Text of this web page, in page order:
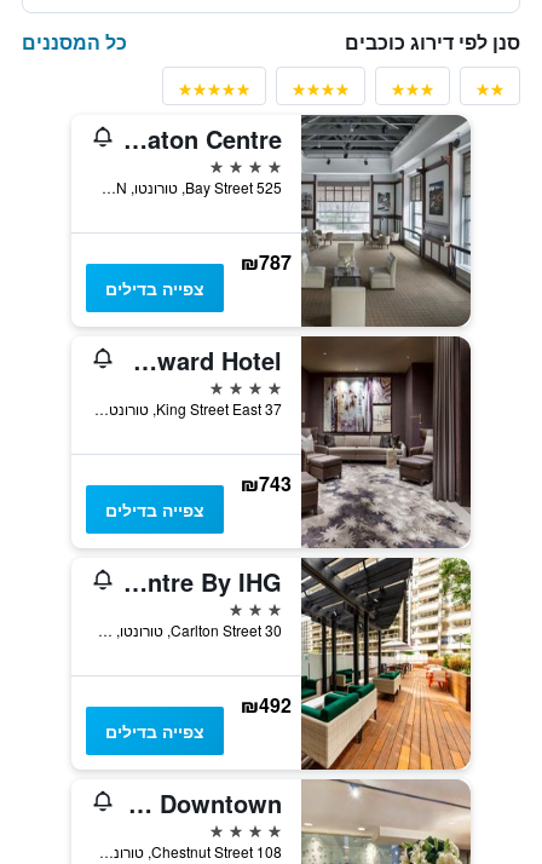
סנן לפי דירוג כוכבים כל המסננים
Marriott Downtown at CF Toronto Eaton Centre
4 כוכבים
525 Bay Street, טורונטו, ON, קנדה
₪787
צפייה בדילים
The Omni King Edward Hotel
4 כוכבים
37 King Street East, טורונטו, ON, קנדה
₪743
צפייה בדילים
Holiday Inn Toronto Downtown Centre By IHG
3 כוכבים
30 Carlton Street, טורונטו, ON, קנדה
₪492
צפייה בדילים
DoubleTree by Hilton Toronto Downtown
4 כוכבים
108 Chestnut Street, טורונטו, ON, קנדה